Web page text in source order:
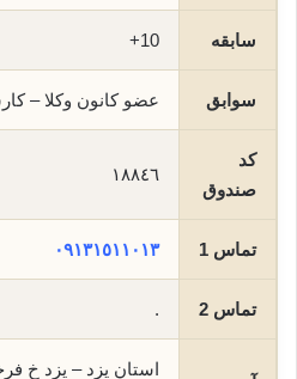
سابقه 10+
سوابق عضو کانون وکلا –
کد
صندوق
١٨٨٤٦
تماس 1 ٠٩١٣١٥١١٠١٣
تماس 2 .
استان یزد – یزد خ